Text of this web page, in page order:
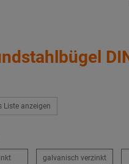
Liste anzeigen
galvanisch verzinkt